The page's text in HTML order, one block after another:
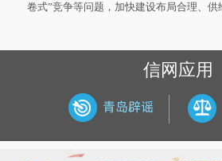
卷式”竞争等问题，加快建设布局合理、
信网应用